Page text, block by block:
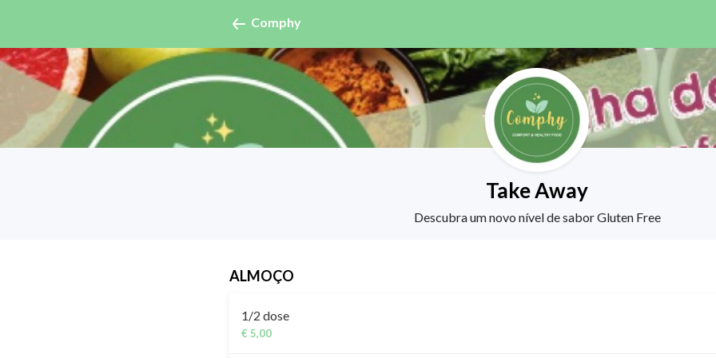
Comphy
Take Away
Descubra um novo nível de sabor Gluten Free
ALMOÇO
1/2 dose
€ 5,00